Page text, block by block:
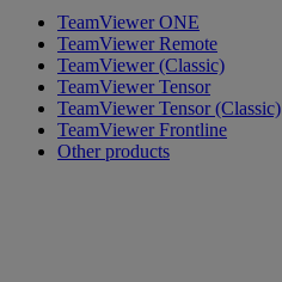
TeamViewer ONE
TeamViewer Remote
TeamViewer (Classic)
TeamViewer Tensor
TeamViewer Tensor (Classic)
TeamViewer Frontline
Other products